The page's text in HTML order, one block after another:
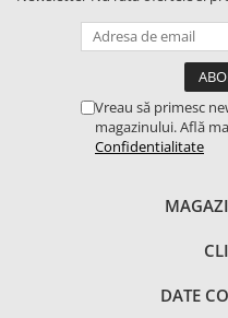
Vreau să primesc
magazinului. Află
Confidentialitate
DATE